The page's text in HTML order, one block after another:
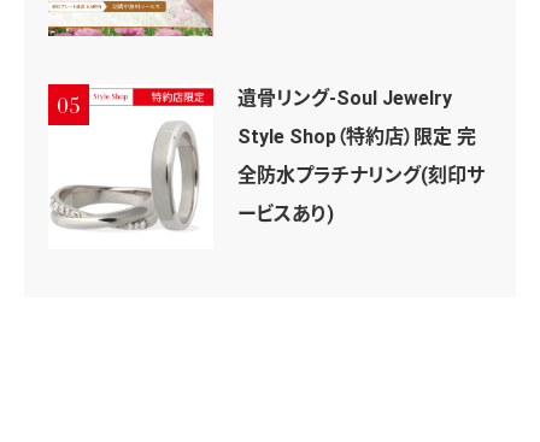
05
遺骨リング-Soul Jewelry
Style Shop（特約店）限定 完
全防水プラチナリング(刻印サ
ービスあり)